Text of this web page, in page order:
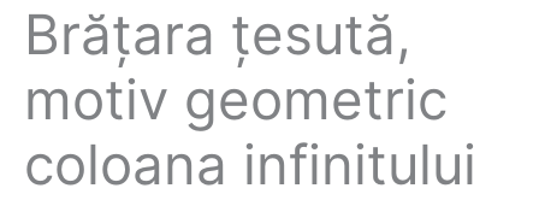
Brăţara ţesută,
motiv geometric
coloana infinitului